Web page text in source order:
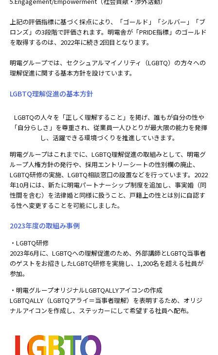
上記の評価指標に基づく採点により、「ゴールド」「シルバー」「ブ
ロンズ」の3段階で評価されます。明電舎が「PRIDE指標」のゴールド
を取得するのは、2022年に続き2回目となります。
明電グループでは、セクシュアルマイノリティ（LGBTQ）の方々への
理解促進に関する基本方針を設けています。
LGBTQ理解促進の基本方針
LGBTQの人々を「正しく理解すること」を掲げ、誰もが自分の性や
「自分らしさ」を尊重され、従業員一人ひとりが最大限の能力を発揮
し、活躍できる環境づくりを推進していきます。
明電グループはこれまでに、LGBTQ理解促進の取組みとして、明電グ
ループ人権方針の発行や、採用エントリーシートの性別欄の廃止、
LGBTQ研修の実施、LGBTQ相談窓口の設置などを行っています。2022
年10月には、新たに明電パートナーシップ制度を追加し、事実婚（同
性間を含む）を法律婚と同様に扱うこと、戸籍上の性とは別に自認す
る性へ変更することを可能にしました。
2023年度の取組み事例
・LGBTQ研修
2023年6月に、LGBTQへの理解促進のため、外部講師とLGBTQ当事者
のゲストをお招きしたLGBTQ研修を実施し、1,200名を超える社員が
参加。
・明電グループオリジナルLGBTQALLYアイコンの作成
LGBTQALLY（LGBTQアライ＝当事者理解）を表明するため、オリジ
ナルアイコンを作成し、ステッカーにして希望する社員へ配布。